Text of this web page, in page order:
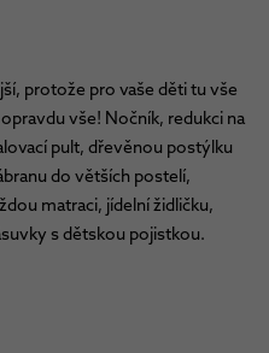
protože pro vaše děti tu vše
vše! Nočník, redukci na
pult, dřevěnou postýlku
do větších postelí,
matraci, jídelní židličku,
s dětskou pojistkou.